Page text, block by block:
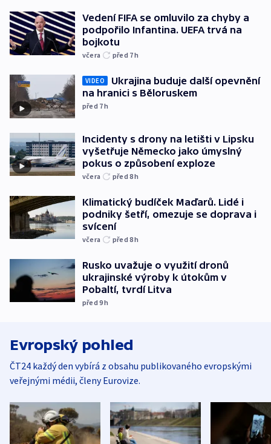
Vedení FIFA se omluvilo za chyby a
podpořilo Infantina. UEFA trvá na
bojkotu
včera před 7h
VIDEO
Ukrajina buduje další opevnění
na hranici s Běloruskem
před 7h
Incidenty s drony na letišti v Lipsku
vyšetřuje Německo jako úmyslný
pokus o způsobení exploze
včera před 8h
Klimatický budíček Maďarů. Lidé i
podniky šetří, omezuje se doprava i
svícení
včera před 8h
Rusko uvažuje o využití dronů
ukrajinské výroby k útokům v
Pobaltí, tvrdí Litva
před 9h
Evropský pohled
ČT24 každý den vybírá z obsahu publikovaného evropskými
veřejnými médii, členy Eurovize.